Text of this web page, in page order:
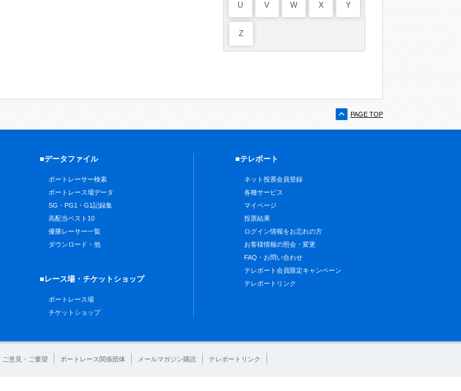
U V W X Y
Z
PAGE TOP
■データファイル
ボートレーサー検索
ボートレース場データ
SG・PG1・G1記録集
高配当ベスト10
優勝レーサー一覧
ダウンロード・他
■レース場・チケットショップ
ボートレース場
チケットショップ
■テレボート
ネット投票会員登録
各種サービス
マイページ
投票結果
ログイン情報をお忘れの方
お客様情報の照会・変更
FAQ・お問い合わせ
テレボート会員限定キャンペーン
テレボートリンク
ご意見・ご要望 ボートレース関係団体 メールマガジン購読 テレボートリンク